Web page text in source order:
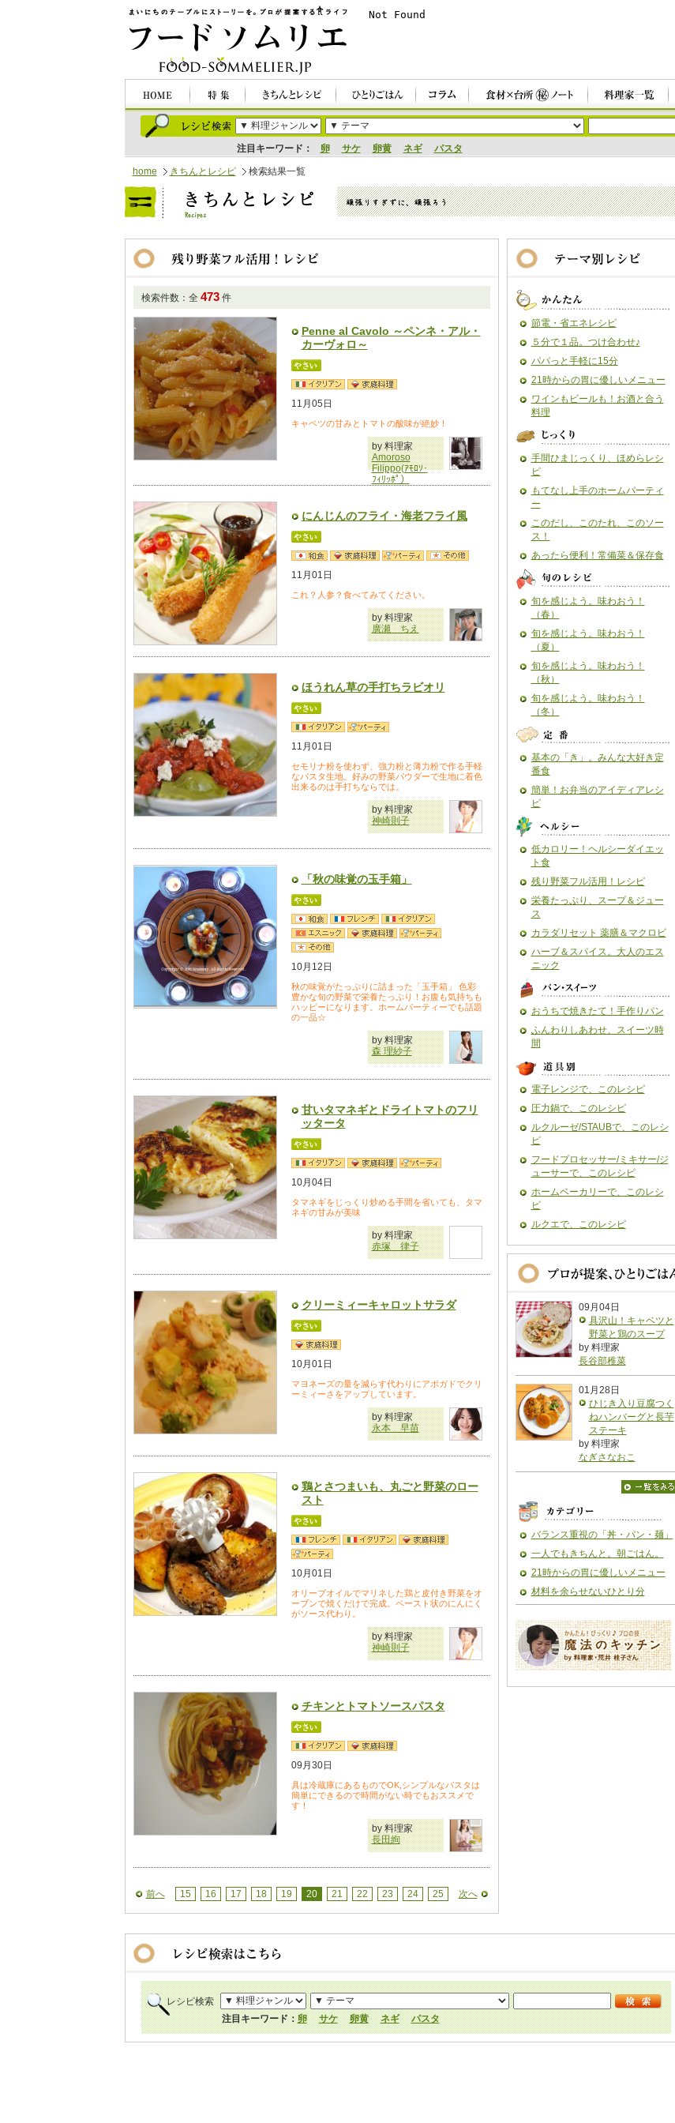
注目キーワード： 卵 サケ 卵黄 ネギ パスタ
home きちんとレシピ 検索結果一覧
検索件数：全 473件
Penne al Cavolo ～ペンネ・アル・
カーヴォロ～
11月05日
キャベツの甘みとトマトの酸味が絶妙！
by 料理家
Amoroso
Filippo(ｱﾓﾛｿ･
ﾌｨﾘｯﾎﾟ）
にんじんのフライ・海老フライ風
11月01日
これ？人参？食べてみてください。
by 料理家
廣瀬 ちえ
ほうれん草の手打ちラビオリ
11月01日
セモリナ粉を使わず、強力粉と薄力粉で作る手軽
なパスタ生地。好みの野菜パウダーで生地に着色
出来るのは手打ちならでは。
by 料理家
神崎則子
「秋の味覚の玉手箱」
10月12日
秋の味覚がたっぷりに詰まった「玉手箱」 色彩
豊かな旬の野菜で栄養たっぷり！お腹も気持ちも
ハッピーになります。ホームパーティーでも話題
の一品☆
by 料理家
森 理紗子
甘いタマネギとドライトマトのフリ
ッタータ
10月04日
タマネギをじっくり炒める手間を省いても、タマ
ネギの甘みが美味
by 料理家
赤塚 律子
クリーミィーキャロットサラダ
10月01日
マヨネーズの量を減らす代わりにアボガドでクリ
ーミィーさをアップしています。
by 料理家
永本 早苗
鶏とさつまいも、丸ごと野菜のロー
スト
10月01日
オリーブオイルでマリネした鶏と皮付き野菜をオ
ーブンで焼くだけで完成。ペースト状のにんにく
がソース代わり。
by 料理家
神崎則子
チキンとトマトソースパスタ
09月30日
具は冷蔵庫にあるものでOK,シンプルなパスタは
簡単にできるので時間がない時でもおススメで
す！
by 料理家
長田絢
前へ 15 16 17 18 19 20 21 22 23 24 25 次へ
節電・省エネレシピ
５分で１品。つけ合わせ♪
パパっと手軽に15分
21時からの胃に優しいメニュー
ワインもビールも！お酒と合う
料理
手間ひまじっくり、ほめらレシ
ピ
もてなし上手のホームパーティ
ー
このだし、このたれ、このソー
ス！
あったら便利！常備菜＆保存食
旬を感じよう。味わおう！
（春）
旬を感じよう。味わおう！
（夏）
旬を感じよう。味わおう！
（秋）
旬を感じよう。味わおう！
（冬）
基本の「き」。みんな大好き定
番食
簡単！お弁当のアイディアレシ
ピ
低カロリー！ヘルシーダイエッ
ト食
残り野菜フル活用！レシピ
栄養たっぷり、スープ＆ジュー
ス
カラダリセット 薬膳＆マクロビ
ハーブ＆スパイス。大人のエス
ニック
おうちで焼きたて！手作りパン
ふんわりしあわせ、スイーツ時
間
電子レンジで、このレシピ
圧力鍋で、このレシピ
ルクルーゼ/STAUBで、このレシ
ピ
フードプロセッサー/ミキサー/ジ
ューサーで、このレシピ
ホームベーカリーで、このレシ
ピ
ルクエで、このレシピ
09月04日
具沢山！キャベツと
野菜と鶏のスープ
by 料理家
長谷部稚菜
01月28日
ひじき入り豆腐つく
ねハンバーグと長芋
ステーキ
by 料理家
なぎさなおこ
バランス重視の「丼・パン・麺」
一人でもきちんと。朝ごはん。
21時からの胃に優しいメニュー
材料を余らせないひとり分
レシピ検索
注目キーワード： 卵 サケ 卵黄 ネギ パスタ